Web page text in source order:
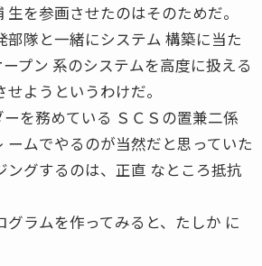
を参画させたのはそのためだ。
部隊と一緒にシステム 構築に当た
プン 系のシステムを高度に扱える
ようというわけだ。
を務めている ＳＣＳの置兼二係
ームでやるのが当然だと思っていた
ングするのは、正直 なところ抵抗
グラムを作ってみると、たしか に